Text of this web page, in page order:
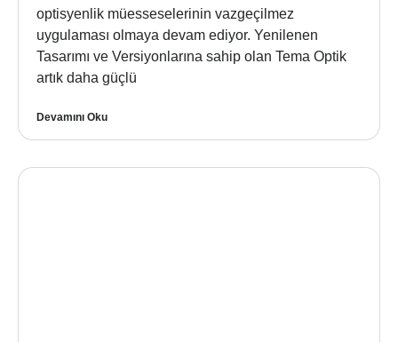
optisyenlik müesseselerinin vazgeçilmez
uygulaması olmaya devam ediyor. Yenilenen
Tasarımı ve Versiyonlarına sahip olan Tema Optik
artık daha güçlü
Devamını Oku